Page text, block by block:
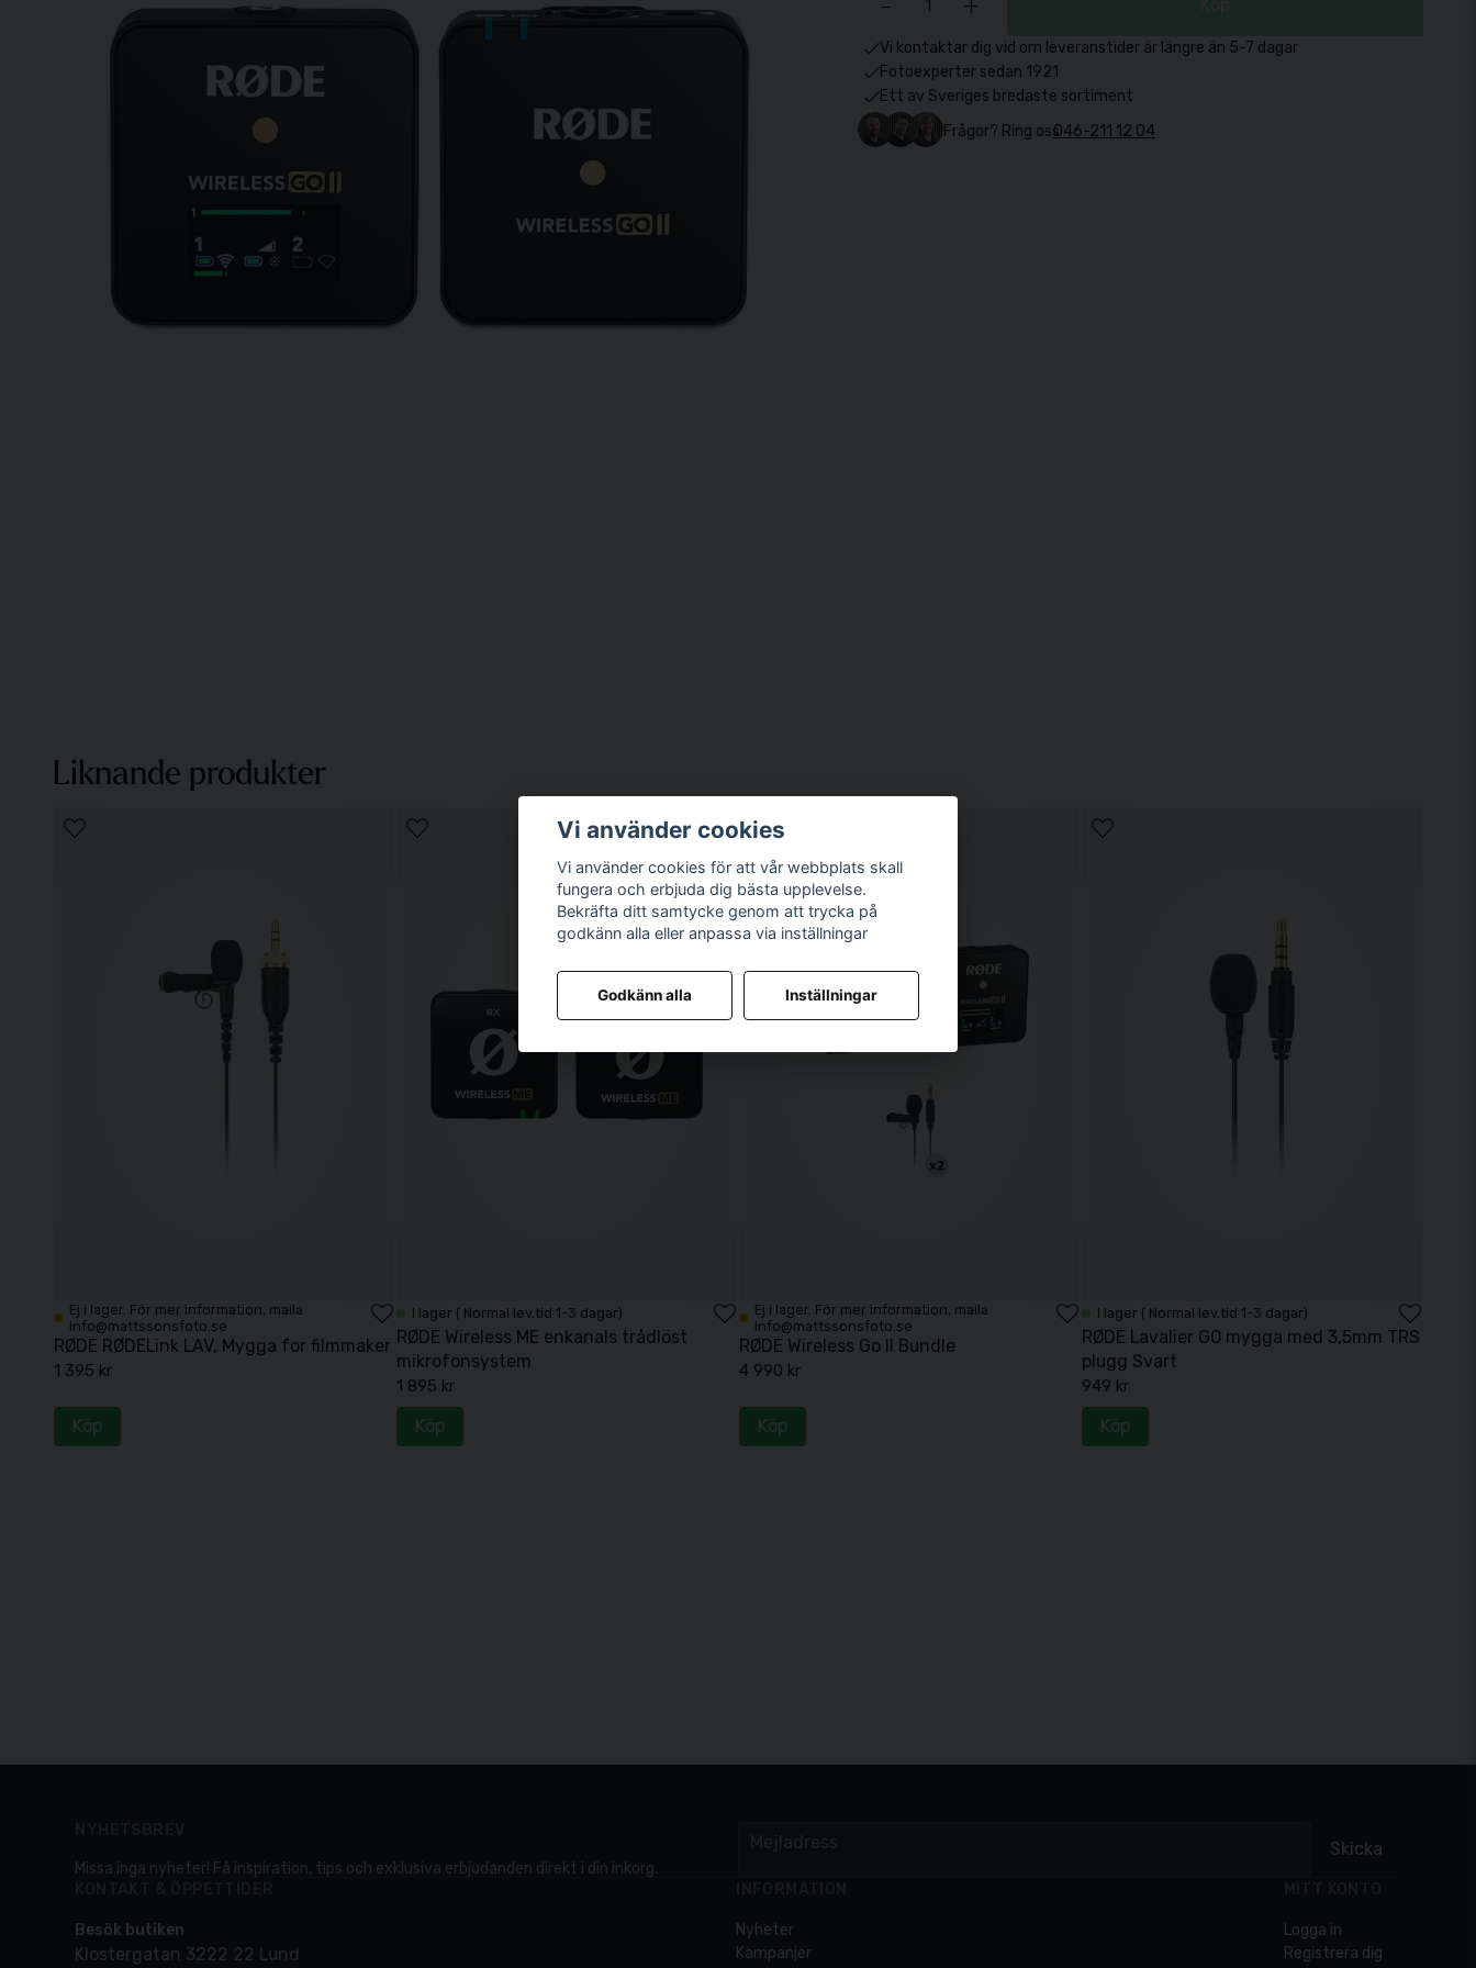
Vi kontaktar dig vid om leveranstider är längre än 5-7 dagar
Fotoexperter sedan 1921
Ett av Sveriges bredaste sortiment
Frågor? Ring oss046-211 12 04
Liknande produkter
Ej i lager. För mer information, maila
info@mattssonsfoto.se
RØDE RØDELink LAV, Mygga for filmmaker
1 395 kr
Köp
I lager ( Normal lev.tid 1-3 dagar)
RØDE Wireless ME enkanals trådlöst
mikrofonsystem
1 895 kr
Köp
Ej i lager. För mer information, maila
info@mattssonsfoto.se
RØDE Wireless Go II Bundle
4 990 kr
Köp
I lager ( Normal lev.tid 1-3 dagar)
RØDE Lavalier GO mygga med 3,5mm TRS
plugg Svart
949 kr
Köp
Skicka
Missa inga nyheter! Få inspiration, tips och exklusiva erbjudanden direkt i din inkorg.
Besök butiken
Klostergatan 3222 22 Lund
Nyheter
Kampanjer
Logga in
Registrera dig
Vi använder cookies
Vi använder cookies för att vår webbplats skall
fungera och erbjuda dig bästa upplevelse.
Bekräfta ditt samtycke genom att trycka på
godkänn alla eller anpassa via inställningar
Godkänn alla Inställningar